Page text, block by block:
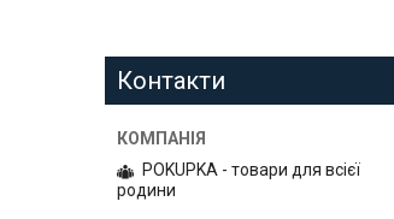
Контакти
POKUPKA - товари для всієї
родини